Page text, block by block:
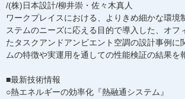
/(株)日本設計/柳井崇・佐々木真人
ワークプレイスにおける、よりきめ細かな環境
ステムのニーズに応える目的で導入した、オフ
たタスクアンドアンビエント空調の設計事例に
ムの特徴や実運用を通しての性能検証の結果を
■最新技術情報
○熱エネルギーの効率化『熱融通システム』